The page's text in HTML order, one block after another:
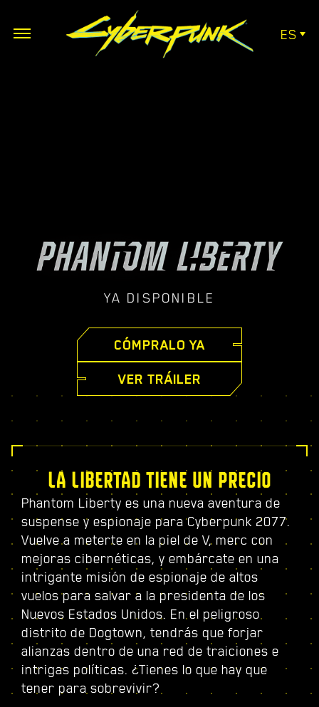
ES
YA DISPONIBLE
CÓMPRALO YA
VER TRÁILER
LA LIBERTAD TIENE UN PRECIO
Phantom Liberty es una nueva aventura de
suspense y espionaje para Cyberpunk 2077.
Vuelve a meterte en la piel de V, merc con
mejoras cibernéticas, y embárcate en una
intrigante misión de espionaje de altos
vuelos para salvar a la presidenta de los
Nuevos Estados Unidos. En el peligroso
distrito de Dogtown, tendrás que forjar
alianzas dentro de una red de traiciones e
intrigas políticas. ¿Tienes lo que hay que
tener para sobrevivir?